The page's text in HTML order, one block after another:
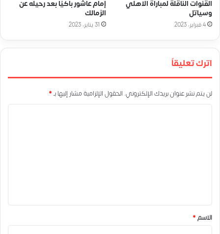
القنوات الناقلة لمباراة الاهلي
وسياتل
4 فبراير، 2023
إمام عاشور باكيًا بعد رحيله عن
الزمالك
31 يناير، 2023
اترك تعليقاً
لن يتم نشر عنوان بريدك الإلكتروني. الحقول الإلزامية مشار إليها بـ*
*
الاسم*